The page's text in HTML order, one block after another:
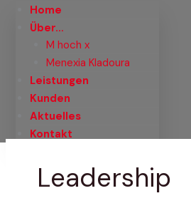
Home
Über…
M hoch x
Menexia Kladoura
Leistungen
Kunden
Aktuelles
Kontakt
Leadership